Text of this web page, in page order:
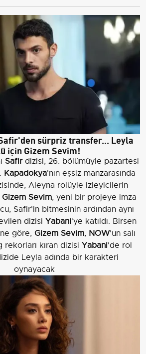
sürpriz transfer... Leyla
için Gizem Sevim!
Safirdizisi, 26. bölümüyle pazartesi
Kapadokya'nın eşsiz manzarasında
Aleyna rolüyle izleyicilerin
Gizem Sevim, yeni bir projeye imza
Safir'in bitmesinin ardından aynı
dizisi Yabani'ye katıldı. Birsen
göre, Gizem Sevim, NOW'un salı
rekorları kıran dizisi Yabani'de rol
Leyla adında bir karakteri
oynayacak